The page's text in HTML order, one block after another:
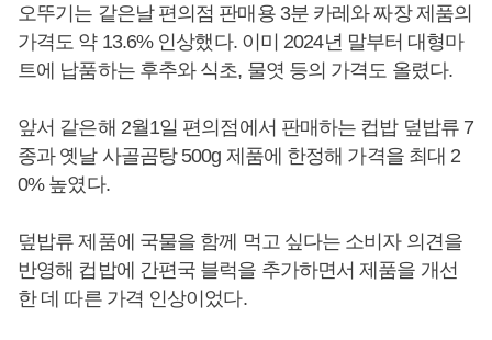
오뚜기는 같은날 편의점 판매용 3분 카레와 짜장 제품의
가격도 약 13.6% 인상했다. 이미 2024년 말부터 대형마
트에 납품하는 후추와 식초, 물엿 등의 가격도 올렸다.
앞서 같은해 2월1일 편의점에서 판매하는 컵밥 덮밥류 7
종과 옛날 사골곰탕 500g 제품에 한정해 가격을 최대 2
0% 높였다.
덮밥류 제품에 국물을 함께 먹고 싶다는 소비자 의견을
반영해 컵밥에 간편국 블럭을 추가하면서 제품을 개선
한 데 따른 가격 인상이었다.